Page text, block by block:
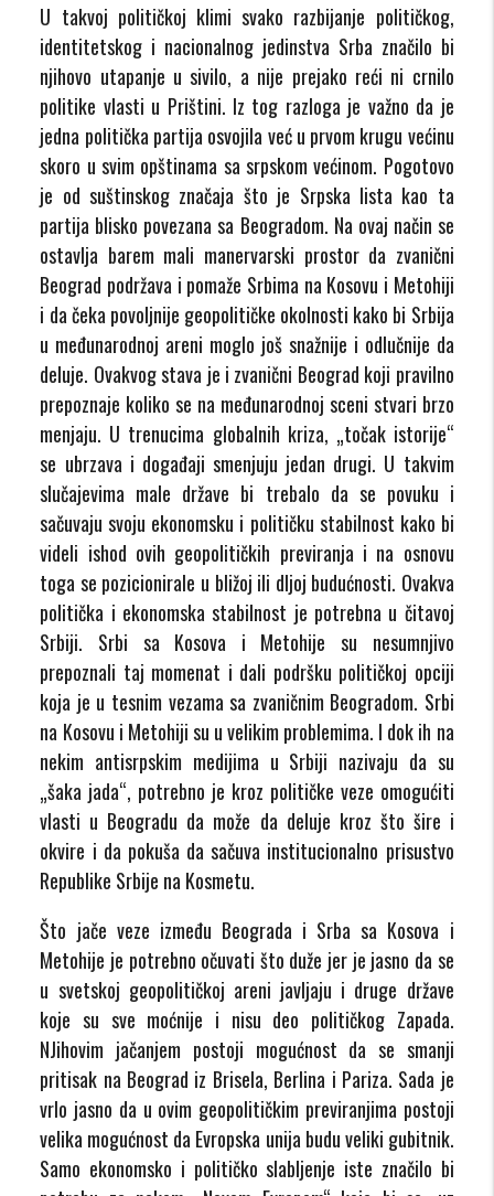
U takvoj političkoj klimi svako razbijanje političkog,
identitetskog i nacionalnog jedinstva Srba značilo bi
njihovo utapanje u sivilo, a nije prejako reći ni crnilo
politike vlasti u Prištini. Iz tog razloga je važno da je
jedna politička partija osvojila već u prvom krugu većinu
skoro u svim opštinama sa srpskom većinom. Pogotovo
je od suštinskog značaja što je Srpska lista kao ta
partija blisko povezana sa Beogradom. Na ovaj način se
ostavlja barem mali manervarski prostor da zvanični
Beograd podržava i pomaže Srbima na Kosovu i Metohiji
i da čeka povoljnije geopolitičke okolnosti kako bi Srbija
u međunarodnoj areni moglo još snažnije i odlučnije da
deluje. Ovakvog stava je i zvanični Beograd koji pravilno
prepoznaje koliko se na međunarodnoj sceni stvari brzo
menjaju. U trenucima globalnih kriza, „točak istorije“
se ubrzava i događaji smenjuju jedan drugi. U takvim
slučajevima male države bi trebalo da se povuku i
sačuvaju svoju ekonomsku i političku stabilnost kako bi
videli ishod ovih geopolitičkih previranja i na osnovu
toga se pozicionirale u bližoj ili dljoj budućnosti. Ovakva
politička i ekonomska stabilnost je potrebna u čitavoj
Srbiji. Srbi sa Kosova i Metohije su nesumnjivo
prepoznali taj momenat i dali podršku političkoj opciji
koja je u tesnim vezama sa zvaničnim Beogradom. Srbi
na Kosovu i Metohiji su u velikim problemima. I dok ih na
nekim antisrpskim medijima u Srbiji nazivaju da su
„šaka jada“, potrebno je kroz političke veze omogućiti
vlasti u Beogradu da može da deluje kroz što šire i
okvire i da pokuša da sačuva institucionalno prisustvo
Republike Srbije na Kosmetu.
Što jače veze između Beograda i Srba sa Kosova i
Metohije je potrebno očuvati što duže jer je jasno da se
u svetskoj geopolitičkoj areni javljaju i druge države
koje su sve moćnije i nisu deo političkog Zapada.
NJihovim jačanjem postoji mogućnost da se smanji
pritisak na Beograd iz Brisela, Berlina i Pariza. Sada je
vrlo jasno da u ovim geopolitičkim previranjima postoji
velika mogućnost da Evropska unija budu veliki gubitnik.
Samo ekonomsko i političko slabljenje iste značilo bi